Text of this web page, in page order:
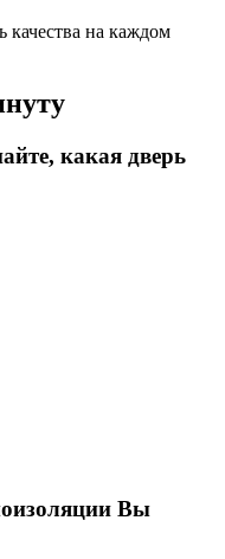
качества на каждом
какая дверь
Вы